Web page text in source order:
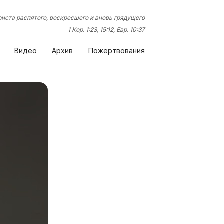
распятого, воскресшего и вновь грядущего
1 Кор. 1:23, 15:12, Евр. 10:37
Видео Архив Пожертвования